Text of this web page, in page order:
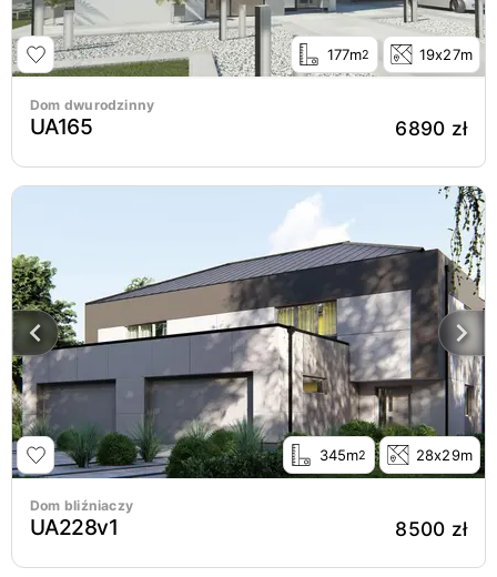
177m2 19x27m
Dom dwurodzinny
UA165 6890 zł
345m2 28x29m
Dom bliźniaczy
UA228v1 8500 zł